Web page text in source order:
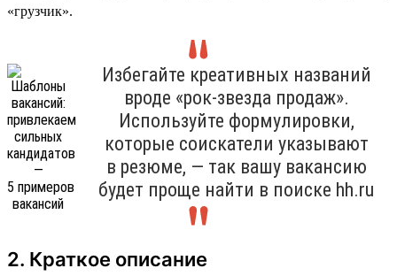
«грузчик».
Избегайте креативных названий
вроде «рок-звезда продаж».
Используйте формулировки,
которые соискатели указывают
в резюме, — так вашу вакансию
будет проще найти в поиске hh.ru
2. Краткое описание